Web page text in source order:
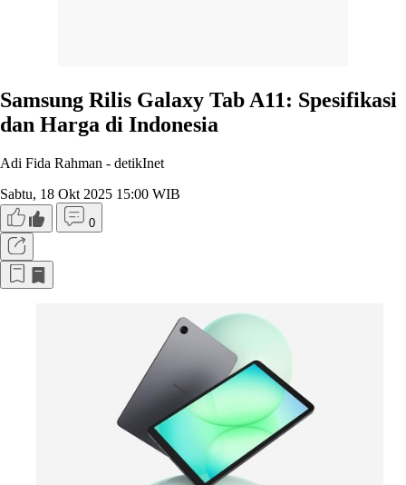
Samsung Rilis Galaxy Tab A11: Spesifikasi
dan Harga di Indonesia
Adi Fida Rahman - detikInet
Sabtu, 18 Okt 2025 15:00 WIB
0